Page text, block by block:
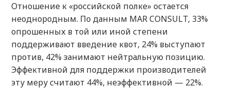
Отношение к «российской полке» остается
неоднородным. По данным MAR CONSULT, 33%
опрошенных в той или иной степени
поддерживают введение квот, 24% выступают
против, 42% занимают нейтральную позицию.
Эффективной для поддержки производителей
эту меру считают 44%, неэффективной — 22%.